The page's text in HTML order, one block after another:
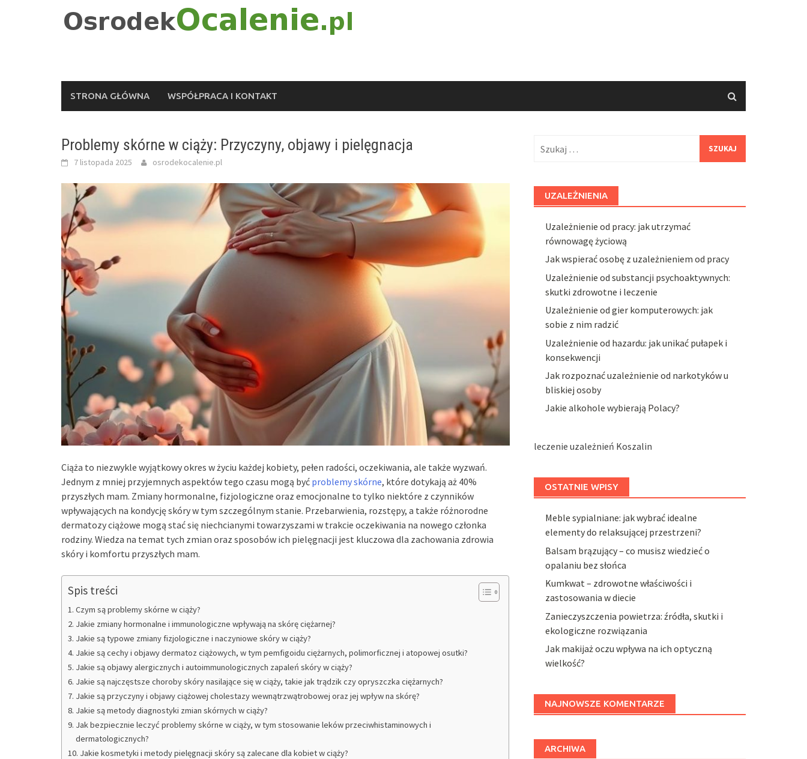
STRONA GŁÓWNA WSPÓŁPRACA I KONTAKT
Problemy skórne w ciąży: Przyczyny, objawy i pielęgnacja
7 listopada 2025 osrodekocalenie.pl
Ciąża to niezwykle wyjątkowy okres w życiu każdej kobiety, pełen radości, oczekiwania, ale także wyzwań.
Jednym z mniej przyjemnych aspektów tego czasu mogą być problemy skórne, które dotykają aż 40%
przyszłych mam. Zmiany hormonalne, fizjologiczne oraz emocjonalne to tylko niektóre z czynników
wpływających na kondycję skóry w tym szczególnym stanie. Przebarwienia, rozstępy, a także różnorodne
dermatozy ciążowe mogą stać się niechcianymi towarzyszami w trakcie oczekiwania na nowego członka
rodziny. Wiedza na temat tych zmian oraz sposobów ich pielęgnacji jest kluczowa dla zachowania zdrowia
skóry i komfortu przyszłych mam.
Spis treści
Czym są problemy skórne w ciąży?
Jakie zmiany hormonalne i immunologiczne wpływają na skórę ciężarnej?
Jakie są typowe zmiany fizjologiczne i naczyniowe skóry w ciąży?
Jakie są cechy i objawy dermatoz ciążowych, w tym pemfigoidu ciężarnych, polimorficznej i atopowej osutki?
Jakie są objawy alergicznych i autoimmunologicznych zapaleń skóry w ciąży?
Jakie są najczęstsze choroby skóry nasilające się w ciąży, takie jak trądzik czy opryszczka ciężarnych?
Jakie są przyczyny i objawy ciążowej cholestazy wewnątrzwątrobowej oraz jej wpływ na skórę?
Jakie są metody diagnostyki zmian skórnych w ciąży?
Jak bezpiecznie leczyć problemy skórne w ciąży, w tym stosowanie leków przeciwhistaminowych i
dermatologicznych?
Jakie kosmetyki i metody pielęgnacji skóry są zalecane dla kobiet w ciąży?
UZALEŻNIENIA
Uzależnienie od pracy: jak utrzymać
równowagę życiową
Jak wspierać osobę z uzależnieniem od pracy
Uzależnienie od substancji psychoaktywnych:
skutki zdrowotne i leczenie
Uzależnienie od gier komputerowych: jak
sobie z nim radzić
Uzależnienie od hazardu: jak unikać pułapek i
konsekwencji
Jak rozpoznać uzależnienie od narkotyków u
bliskiej osoby
Jakie alkohole wybierają Polacy?
leczenie uzależnień Koszalin
OSTATNIE WPISY
Meble sypialniane: jak wybrać idealne
elementy do relaksującej przestrzeni?
Balsam brązujący – co musisz wiedzieć o
opalaniu bez słońca
Kumkwat – zdrowotne właściwości i
zastosowania w diecie
Zanieczyszczenia powietrza: źródła, skutki i
ekologiczne rozwiązania
Jak makijaż oczu wpływa na ich optyczną
wielkość?
NAJNOWSZE KOMENTARZE
ARCHIWA